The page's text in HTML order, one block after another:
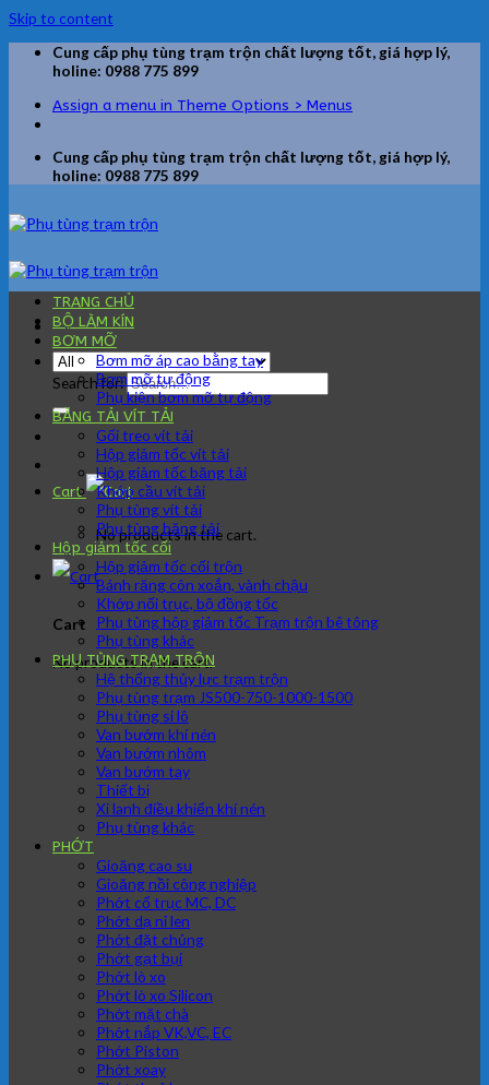
Skip to content
Cung cấp phụ tùng trạm trộn chất lượng tốt, giá hợp lý,
holine: 0988 775 899
Assign a menu in Theme Options > Menus
Cung cấp phụ tùng trạm trộn chất lượng tốt, giá hợp lý,
holine: 0988 775 899
Search for:
Cart
No products in the cart.
Cart
No products in the cart.
TRANG CHỦ
BỘ LÀM KÍN
BƠM MỠ
Bơm mỡ áp cao bằng tay
Bơm mỡ tự động
Phụ kiện bơm mỡ tự động
BĂNG TẢI VÍT TẢI
Gối treo vít tải
Hộp giảm tốc vít tải
Hộp giảm tốc băng tải
Khớp cầu vít tải
Phụ tùng vít tải
Phụ tùng băng tải
Hộp giảm tốc cối
Hộp giảm tốc cối trộn
Bánh răng côn xoắn, vành chậu
Khớp nối trục, bộ đồng tốc
Phụ tùng hộp giảm tốc Trạm trộn bê tông
Phụ tùng khác
PHỤ TÙNG TRẠM TRÔN
Hệ thống thủy lực trạm trộn
Phụ tùng trạm JS500-750-1000-1500
Phụ tùng si lô
Van bướm khí nén
Van bướm nhôm
Van bướm tay
Thiết bị
Xi lanh điều khiển khí nén
Phụ tùng khác
PHỚT
Gioăng cao su
Gioăng nồi công nghiệp
Phớt cổ trục MC, DC
Phớt dạ nỉ len
Phớt đặt chủng
Phớt gạt bụi
Phớt lò xo
Phớt lò xo Silicon
Phớt mặt chà
Phớt nắp VK,VC, EC
Phớt Piston
Phớt xoay